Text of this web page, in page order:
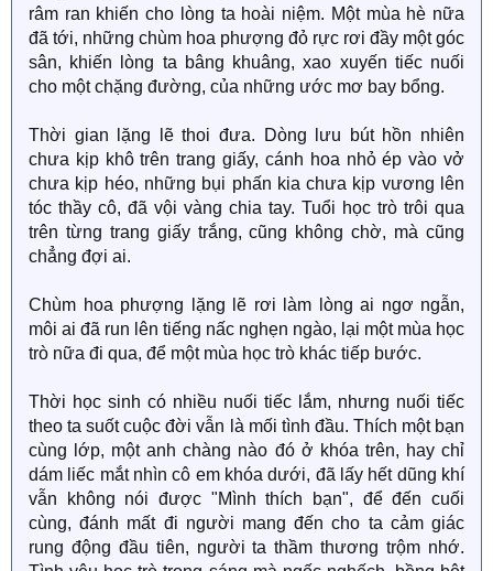
râm ran khiến cho lòng ta hoài niệm. Một mùa hè nữa
đã tới, những chùm hoa phượng đỏ rực rơi đầy một góc
sân, khiến lòng ta bâng khuâng, xao xuyến tiếc nuối
cho một chặng đường, của những ước mơ bay bổng.
Thời gian lặng lẽ thoi đưa. Dòng lưu bút hồn nhiên
chưa kịp khô trên trang giấy, cánh hoa nhỏ ép vào vở
chưa kịp héo, những bụi phấn kia chưa kịp vương lên
tóc thầy cô, đã vội vàng chia tay. Tuổi học trò trôi qua
trên từng trang giấy trắng, cũng không chờ, mà cũng
chẳng đợi ai.
Chùm hoa phượng lặng lẽ rơi làm lòng ai ngơ ngẫn,
môi ai đã run lên tiếng nấc nghẹn ngào, lại một mùa học
trò nữa đi qua, để một mùa học trò khác tiếp bước.
Thời học sinh có nhiều nuối tiếc lắm, nhưng nuối tiếc
theo ta suốt cuộc đời vẫn là mối tình đầu. Thích một bạn
cùng lớp, một anh chàng nào đó ở khóa trên, hay chỉ
dám liếc mắt nhìn cô em khóa dưới, đã lấy hết dũng khí
vẫn không nói được "Mình thích bạn", để đến cuối
cùng, đánh mất đi người mang đến cho ta cảm giác
rung động đầu tiên, người ta thầm thương trộm nhớ.